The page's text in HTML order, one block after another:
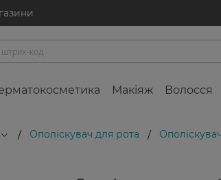
Макіяж Волосся
/ Ополіскувач для рота /